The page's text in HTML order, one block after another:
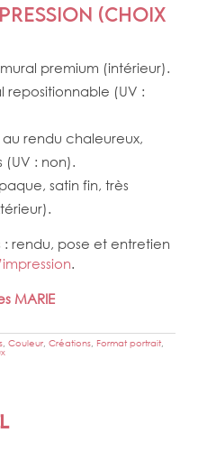
(choix
premium (intérieur).
repositionnable (UV :
rendu chaleureux,
: non).
satin fin, très
rendu, pose et entretien
.
MARIE
, Couleur, Créations, Format portrait,